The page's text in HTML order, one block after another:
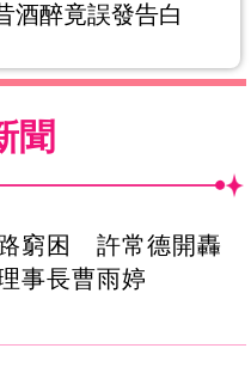
醉竟誤發告白
聞
窮困 許常德開轟
事長曹雨婷